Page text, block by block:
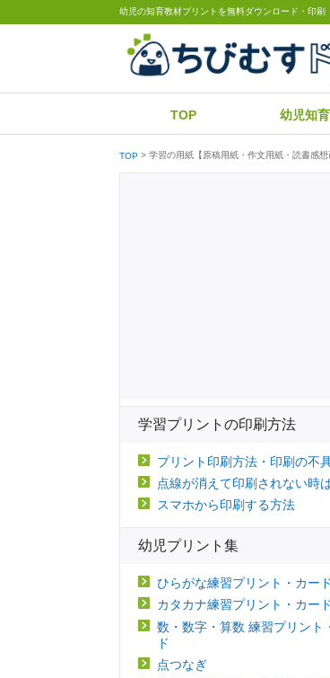
幼児の知育教材プリントを無料ダウンロード・印刷
TOP 幼児知育
TOP 学習の用紙【原稿用紙・作文用紙・読書感
学習プリントの印刷方法
プリント印刷方法・印刷の不
点線が消えて印刷されない時
スマホから印刷する方法
幼児プリント集
ひらがな練習プリント・カード
カタカナ練習プリント・カード
数・数字・算数 練習プリント
ド
点つなぎ